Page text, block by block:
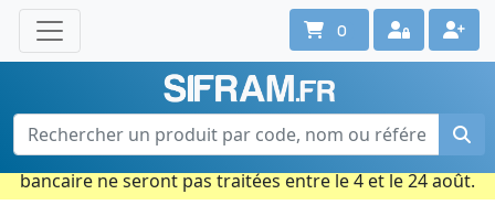
Une question ? Un conseil ?
Contactez-nous au 02 40 92 17 71
Ouvert du lun. au vend. de 08h à 18h
Période estivale : Les commandes prises par carte
bancaire ne seront pas traitées entre le 4 et le 24 août.
0